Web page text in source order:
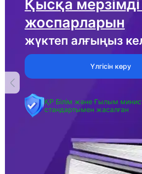
Қысқа
жоспарларын
жүктеп алғыңыз
Үлгісін көру
ҚР Білім және Ғылым
стандартымен жасалған